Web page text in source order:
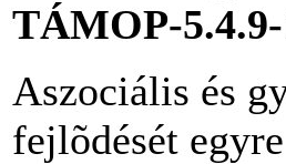
TÁMOP-
Aszociális és
fejlõdését